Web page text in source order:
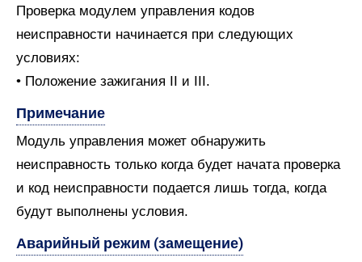
Проверка модулем управления кодов
неисправности начинается при следующих
условиях:
• Положение зажигания II и III.
Примечание
Модуль управления может обнаружить
неисправность только когда будет начата проверка
и код неисправности подается лишь тогда, когда
будут выполнены условия.
Аварийный режим (замещение)